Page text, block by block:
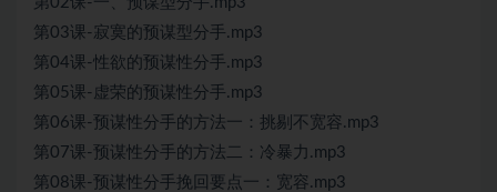
第03课-寂寞的预谋型分手.mp3
第04课-性欲的预谋性分手.mp3
第05课-虚荣的预谋性分手.mp3
第06课-预谋性分手的方法一：挑剔不宽容.mp3
第07课-预谋性分手的方法二：冷暴力.mp3
第08课-预谋性分手挽回要点一：宽容.mp3